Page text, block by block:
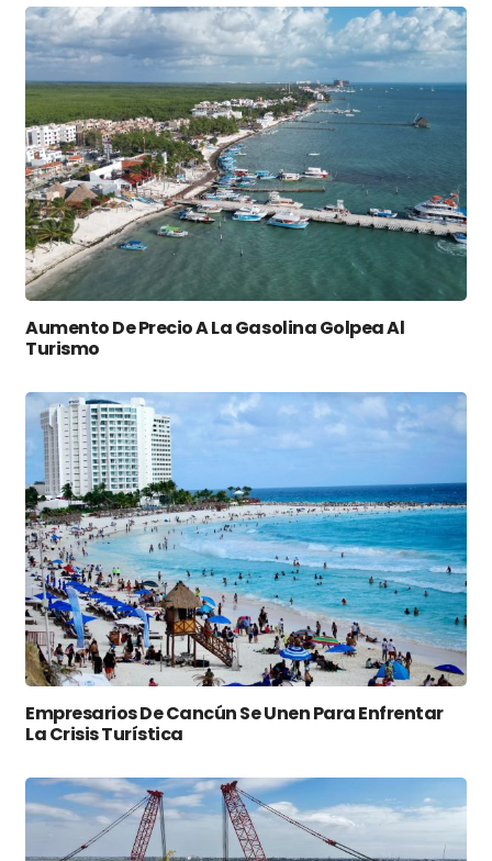
Aumento De Precio A La Gasolina Golpea Al
Turismo
Empresarios De Cancún Se Unen Para Enfrentar
La Crisis Turística